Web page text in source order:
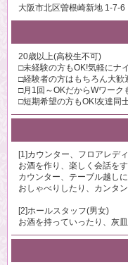
大阪市北区曽根崎新地 1-7-6
20歳以上(高校生不可)
□未経験の方もOK!気軽にナ
□経験者の方はもちろん大歓
□月1回～OKだからWワー
□短期希望の方もOK!友達同
[1]カウンター、フロアレディ
お酒を作り、楽しく会話を
カウンター、テーブル越し
おしゃべりしたり、カンタ
[2]ホールスタッフ(男女)
お酒を持っていったり、灰